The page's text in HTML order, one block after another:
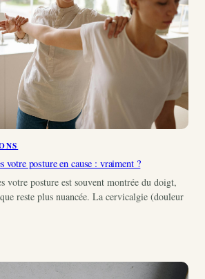
votre posture en cause : vraiment ?
votre posture est souvent montrée du doigt,
reste plus nuancée. La cervicalgie (douleur